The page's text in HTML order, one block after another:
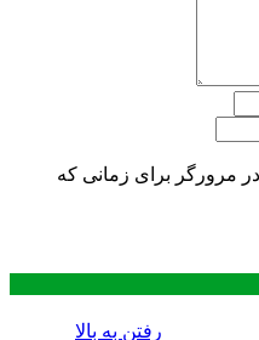
مرورگر برای زمانی که
رفتن به بالا